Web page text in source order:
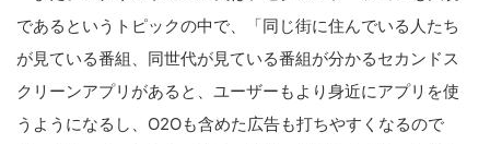
であるというトピックの中で、「同じ街に住んでいる人たち
が見ている番組、同世代が見ている番組が分かるセカンドス
クリーンアプリがあると、ユーザーもより身近にアプリを使
うようになるし、O2Oも含めた広告も打ちやすくなるので